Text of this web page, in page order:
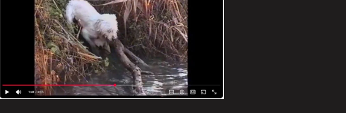
à Matzenheim, 1999.
VOIR LE CLIP 3 MN 16 S